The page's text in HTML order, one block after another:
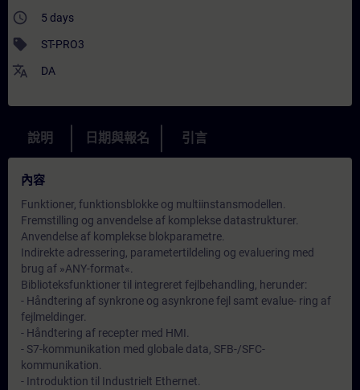
access_time 5 days
sell ST-PRO3
translate DA
說明 日期與報名 引言
內容
Funktioner, funktionsblokke og multiinstansmodellen.
Fremstilling og anvendelse af komplekse datastrukturer.
Anvendelse af komplekse blokparametre.
Indirekte adressering, parametertildeling og evaluering med
brug af »ANY-format«.
Biblioteksfunktioner til integreret fejlbehandling, herunder:
- Håndtering af synkrone og asynkrone fejl samt evalue- ring af
fejlmeldinger.
- Håndtering af recepter med HMI.
- S7-kommunikation med globale data, SFB-/SFC-
kommunikation.
- Introduktion til Industrielt Ethernet.